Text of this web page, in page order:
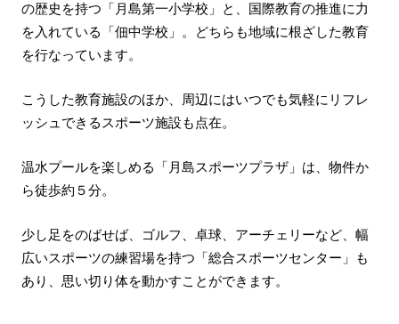
の歴史を持つ「月島第一小学校」と、国際教育の推進に力
を入れている「佃中学校」。どちらも地域に根ざした教育
を行なっています。
こうした教育施設のほか、周辺にはいつでも気軽にリフレ
ッシュできるスポーツ施設も点在。
温水プールを楽しめる「月島スポーツプラザ」は、物件か
ら徒歩約５分。
少し足をのばせば、ゴルフ、卓球、アーチェリーなど、幅
広いスポーツの練習場を持つ「総合スポーツセンター」も
あり、思い切り体を動かすことができます。